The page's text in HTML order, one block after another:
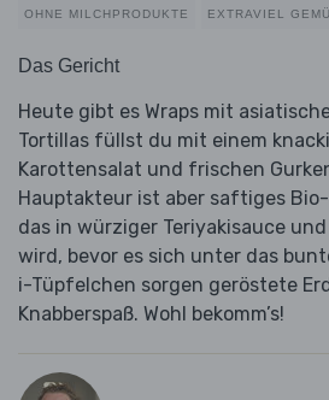
OHNE MILCHPRODUKTE EXTRAVIEL
Das Gericht
Heute gibt es Wraps mit
Tortillas füllst du mit einem
Karottensalat und frischen
Hauptakteur ist aber saftiges
das in würziger Teriyakisauce
wird, bevor es sich unter das
i-Tüpfelchen sorgen geröstete
Knabberspaß. Wohl bekomm’s!